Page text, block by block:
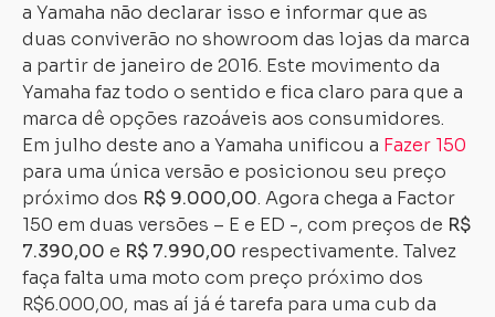
a Yamaha não declarar isso e informar que as
duas conviverão no showroom das lojas da marca
a partir de janeiro de 2016. Este movimento da
Yamaha faz todo o sentido e fica claro para que a
marca dê opções razoáveis aos consumidores.
Em julho deste ano a Yamaha unificou a Fazer 150
para uma única versão e posicionou seu preço
próximo dos R$ 9.000,00. Agora chega a Factor
150 em duas versões – E e ED -, com preços de R$
7.390,00 e R$ 7.990,00 respectivamente. Talvez
faça falta uma moto com preço próximo dos
R$6.000,00, mas aí já é tarefa para uma cub da